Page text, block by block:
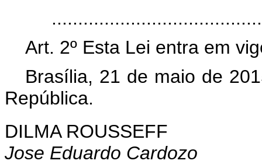
Art. 2º Esta Lei entra em
Brasília, 21 de maio de
República.
DILMA ROUSSEFF
Jose Eduardo Cardozo